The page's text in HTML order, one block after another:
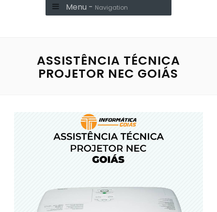
Menu - Navigation
ASSISTÊNCIA TÉCNICA
PROJETOR NEC GOIÁS